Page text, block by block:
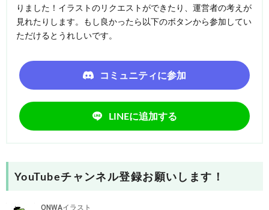
りました！イラストのリクエストができたり、運営者の考えが
見れたりします。もし良かったら以下のボタンから参加してい
ただけるとうれしいです。
コミュニティに参加
LINEに追加する
YouTubeチャンネル登録お願いします！